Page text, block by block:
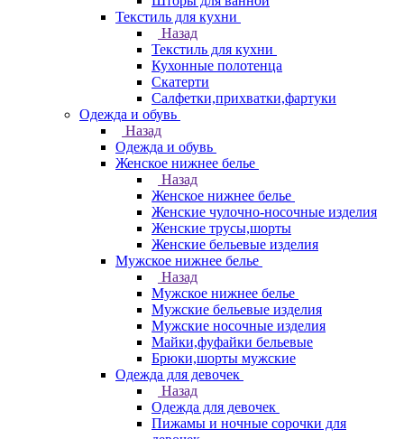
Текстиль для кухни
Назад
Текстиль для кухни
Кухонные полотенца
Скатерти
Салфетки,прихватки,фартуки
Одежда и обувь
Назад
Одежда и обувь
Женское нижнее белье
Назад
Женское нижнее белье
Женские чулочно-носочные изделия
Женские трусы,шорты
Женские бельевые изделия
Мужское нижнее белье
Назад
Мужское нижнее белье
Мужские бельевые изделия
Мужские носочные изделия
Майки,фуфайки бельевые
Брюки,шорты мужские
Одежда для девочек
Назад
Одежда для девочек
Пижамы и ночные сорочки для